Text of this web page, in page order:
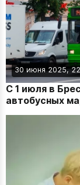
30 июня 2025,
С 1 июля в
автобусных